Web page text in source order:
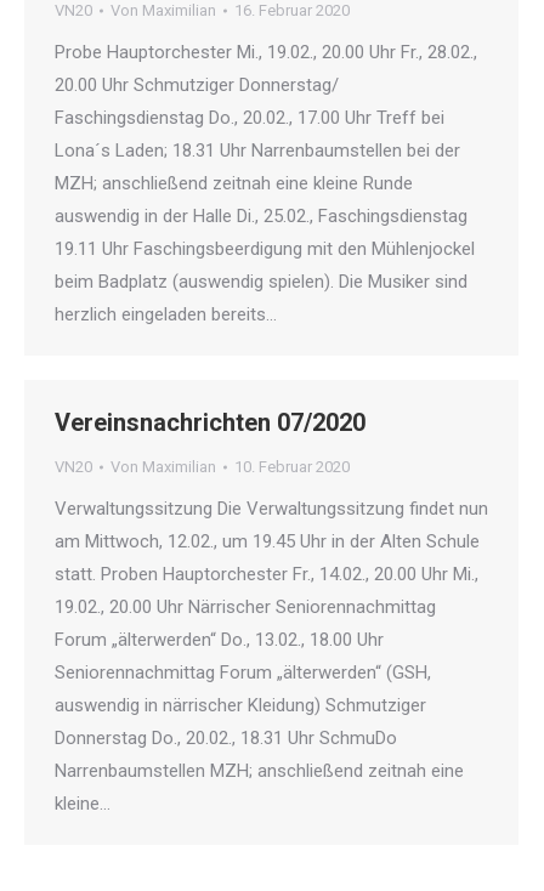
VN20 Von Maximilian 16. Februar 2020
Probe Hauptorchester Mi., 19.02., 20.00 Uhr Fr., 28.02.,
20.00 Uhr Schmutziger Donnerstag/
Faschingsdienstag Do., 20.02., 17.00 Uhr Treff bei
Lona´s Laden; 18.31 Uhr Narrenbaumstellen bei der
MZH; anschließend zeitnah eine kleine Runde
auswendig in der Halle Di., 25.02., Faschingsdienstag
19.11 Uhr Faschingsbeerdigung mit den Mühlenjockel
beim Badplatz (auswendig spielen). Die Musiker sind
herzlich eingeladen bereits…
Vereinsnachrichten 07/2020
VN20 Von Maximilian 10. Februar 2020
Verwaltungssitzung Die Verwaltungssitzung findet nun
am Mittwoch, 12.02., um 19.45 Uhr in der Alten Schule
statt. Proben Hauptorchester Fr., 14.02., 20.00 Uhr Mi.,
19.02., 20.00 Uhr Närrischer Seniorennachmittag
Forum „älterwerden“ Do., 13.02., 18.00 Uhr
Seniorennachmittag Forum „älterwerden“ (GSH,
auswendig in närrischer Kleidung) Schmutziger
Donnerstag Do., 20.02., 18.31 Uhr SchmuDo
Narrenbaumstellen MZH; anschließend zeitnah eine
kleine…